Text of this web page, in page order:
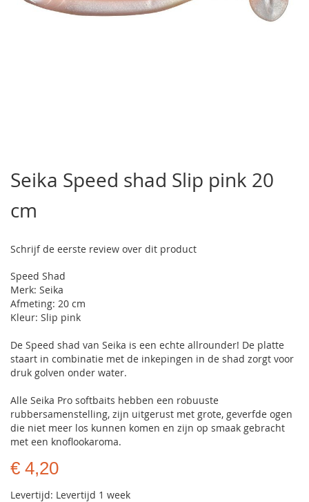
het
begin
van
de
gallerij
Seika Speed shad Slip pink 20
cm
Schrijf de eerste review over dit product
Speed Shad
Merk: Seika
Afmeting: 20 cm
Kleur: Slip pink
De Speed shad van Seika is een echte allrounder! De platte
staart in combinatie met de inkepingen in de shad zorgt voor
druk golven onder water.
Alle Seika Pro softbaits hebben een robuuste
rubbersamenstelling, zijn uitgerust met grote, geverfde ogen
die niet meer los kunnen komen en zijn op smaak gebracht
met een knoflookaroma.
€ 4,20
Levertijd: Levertijd 1 week